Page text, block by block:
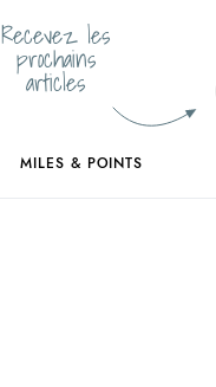
Recevez les
prochains
articles
MILES & POINTS